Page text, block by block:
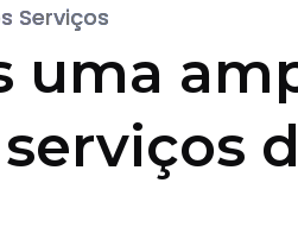
Serviços
uma